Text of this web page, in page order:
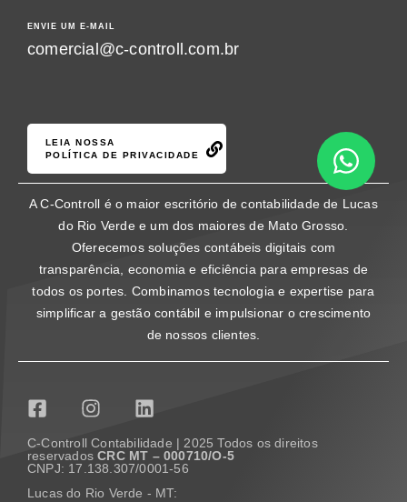
ENVIE UM E-MAIL
comercial@c-controll.com.br
LEIA NOSSA
POLÍTICA DE PRIVACIDADE
A C-Controll é o maior escritório de contabilidade de Lucas
do Rio Verde e um dos maiores de Mato Grosso.
Oferecemos soluções contábeis digitais com
transparência, economia e eficiência para empresas de
todos os portes. Combinamos tecnologia e expertise para
simplificar a gestão contábil e impulsionar o crescimento
de nossos clientes.
C-Controll Contabilidade | 2025 Todos os direitos
reservadosCRC MT – 000710/O-5
CNPJ: 17.138.307/0001-56
Lucas do Rio Verde - MT: